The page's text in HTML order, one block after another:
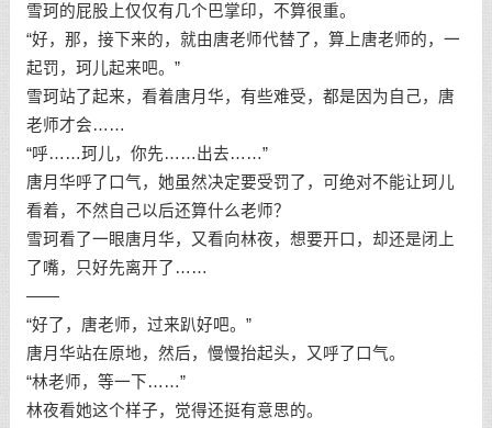
雪珂的屁股上仅仅有几个巴掌印，不算很重。
“好，那，接下来的，就由唐老师代替了，算上唐老师的，一
起罚，珂儿起来吧。”
雪珂站了起来，看着唐月华，有些难受，都是因为自己，唐
老师才会……
“呼……珂儿，你先……出去……”
唐月华呼了口气，她虽然决定要受罚了，可绝对不能让珂儿
看着，不然自己以后还算什么老师？
雪珂看了一眼唐月华，又看向林夜，想要开口，却还是闭上
了嘴，只好先离开了……
——
“好了，唐老师，过来趴好吧。”
唐月华站在原地，然后，慢慢抬起头，又呼了口气。
“林老师，等一下……”
林夜看她这个样子，觉得还挺有意思的。